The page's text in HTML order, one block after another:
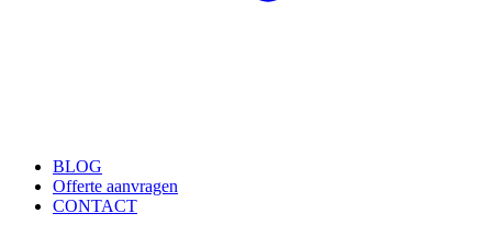
BLOG
Offerte aanvragen
CONTACT